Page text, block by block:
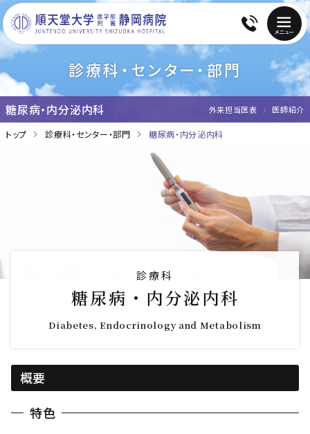
診療科・センター・部門
糖尿病・内分泌内科 外来担当医表 医師紹介
トップ 診療科・センター・部門 糖尿病・内分泌内科
診療科
糖尿病・内分泌内科
Diabetes, Endocrinology and Metabolism
概要
特色